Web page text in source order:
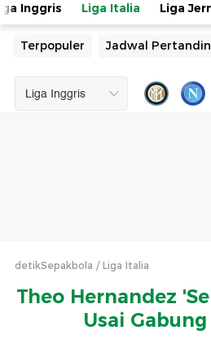
Inggris Liga Italia Liga
Terpopuler Jadwal
detikSepakbola Liga Italia
Theo Hernandez
Usai Gabung